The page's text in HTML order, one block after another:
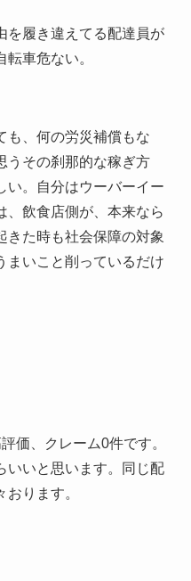
を履き違えてる配達員が
車危ない。
も、何の労災補償もな
うその刹那的な稼ぎ方
い。自分はウーバーイー
、飲食店側が、本来なら
きた時も社会保障の対象
まいこと削っているだけ
価、クレーム0件です。
いいと思います。同じ配
ります。